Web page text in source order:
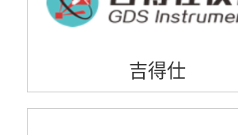
吉得仕